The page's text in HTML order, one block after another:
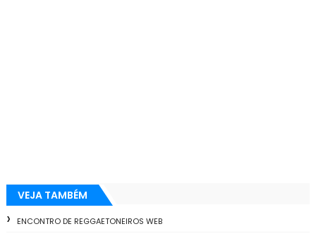
VEJA TAMBÉM
ENCONTRO DE REGGAETONEIROS WEB